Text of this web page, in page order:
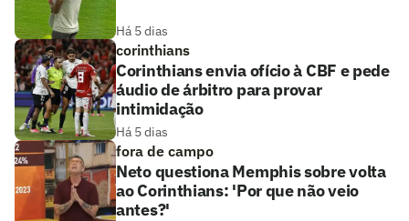
Há 5 dias
corinthians
Corinthians envia ofício à CBF e pede
áudio de árbitro para provar
intimidação
Há 5 dias
fora de campo
Neto questiona Memphis sobre volta
ao Corinthians: 'Por que não veio
antes?'